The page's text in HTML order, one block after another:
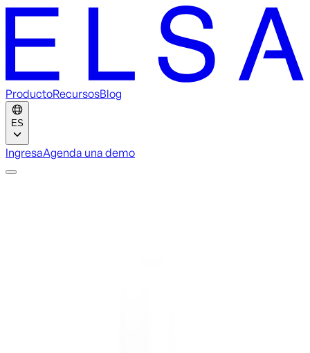
ProductoRecursosBlog
ES
IngresaAgenda una demo